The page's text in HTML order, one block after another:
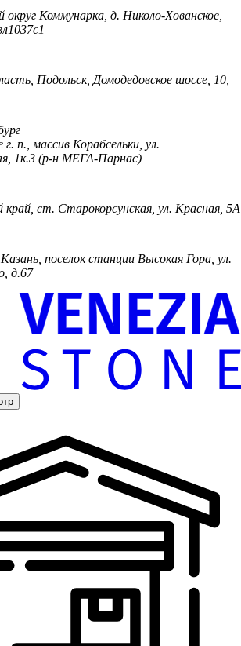
округ Коммунарка, д. Николо-Хованское,
Подольск, Домодедовское шоссе, 10,
п., массив Корабсельки, ул.
1к.3 (р-н МЕГА-Парнас)
край, ст. Старокорсунская, ул. Красная, 5А
поселок станции Высокая Гора, ул.
д.67